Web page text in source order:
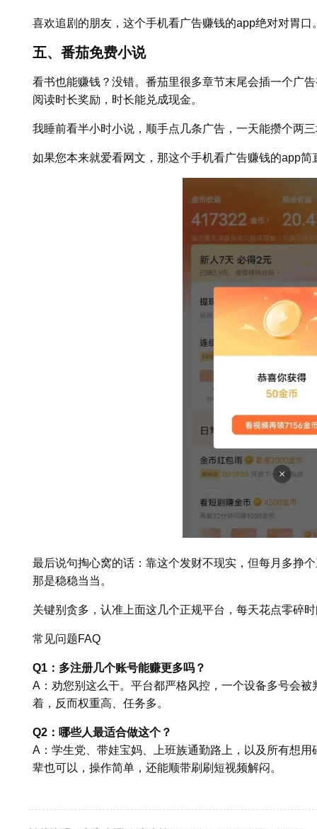
喜欢追剧的朋友，这个手机看广告赚钱的app绝对对胃口
五、番茄免费小说
看书也能赚钱？没错。番茄里很多章节末尾会插一个广
阅读时长奖励，时长能兑成现金。
我睡前看半小时小说，顺手点几条广告，一天能攒个两
如果您本来就爱看网文，那这个手机看广告赚钱的app简
最后说句掏心窝的话：靠这个发财不现实，但每月多挣
那是稳稳当当。
关键别贪多，认准上面这几个正规平台，每天花点零碎
常见问题FAQ
Q1：多注册几个账号能赚更多吗？
A：劝您别这么干。平台都严格风控，一个设备多号会
着，反而权重高、任务多。
Q2：哪些人最适合做这个？
A：学生党、带娃宝妈、上班族通勤路上，以及所有想
辈也可以，操作简单，还能顺带刷刷短视频解闷。